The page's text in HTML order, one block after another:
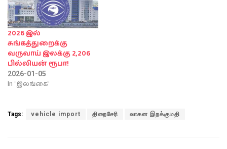
2026 இல்
சுங்கத்துறைக்கு
வருவாய் இலக்கு 2,206
பில்லியன் ரூபா!
2026-01-05
In "இலங்கை"
Tags: vehicle import திறைசேரி வாகன இறக்குமதி